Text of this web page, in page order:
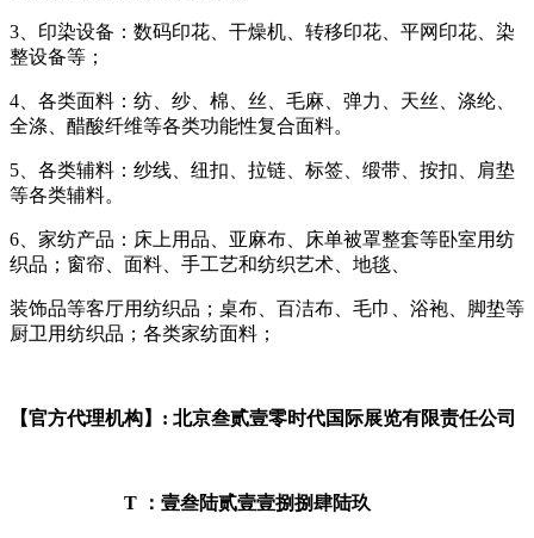
3、印染设备：数码印花、干燥机、转移印花、平网印花、染
整设备等；
4、各类面料：纺、纱、棉、丝、毛麻、弹力、天丝、涤纶、
全涤、醋酸纤维等各类功能性复合面料。
5、各类辅料：纱线、纽扣、拉链、标签、缎带、按扣、肩垫
等各类辅料。
6、家纺产品：床上用品、亚麻布、床单被罩整套等卧室用纺
织品；窗帘、面料、手工艺和纺织艺术、地毯、
装饰品等客厅用纺织品；桌布、百洁布、毛巾、浴袍、脚垫等
厨卫用纺织品；各类家纺面料；
【官方代理机构】: 北京叁贰壹零时代国际展览有限责任公司
T ：壹叁陆贰壹壹捌捌肆陆玖